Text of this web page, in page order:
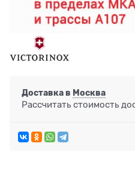
Доставка в Москва
Рассчитать стоимость